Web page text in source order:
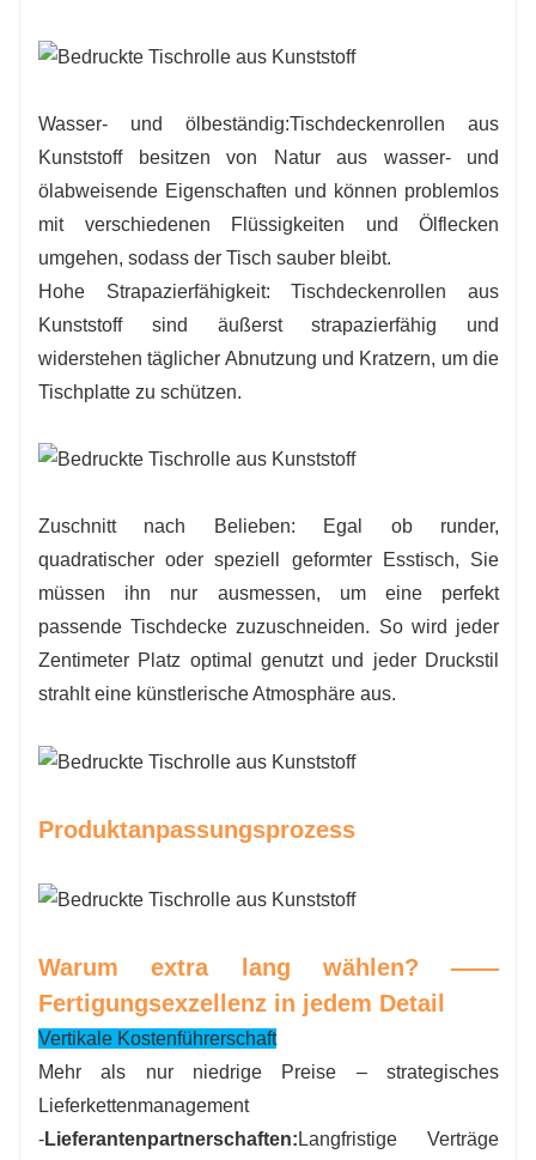
Wasser- und ölbeständig:Tischdeckenrollen aus
Kunststoff besitzen von Natur aus wasser- und
ölabweisende Eigenschaften und können problemlos
mit verschiedenen Flüssigkeiten und Ölflecken
umgehen, sodass der Tisch sauber bleibt.
Hohe Strapazierfähigkeit: Tischdeckenrollen aus
Kunststoff sind äußerst strapazierfähig und
widerstehen täglicher Abnutzung und Kratzern, um die
Tischplatte zu schützen.
Zuschnitt nach Belieben: Egal ob runder,
quadratischer oder speziell geformter Esstisch, Sie
müssen ihn nur ausmessen, um eine perfekt
passende Tischdecke zuzuschneiden. So wird jeder
Zentimeter Platz optimal genutzt und jeder Druckstil
strahlt eine künstlerische Atmosphäre aus.
Produktanpassungsprozess
Warum extra lang wählen? ——
Fertigungsexzellenz in jedem Detail
Vertikale Kostenführerschaft
Mehr als nur niedrige Preise – strategisches
Lieferkettenmanagement
-Lieferantenpartnerschaften: Langfristige Verträge